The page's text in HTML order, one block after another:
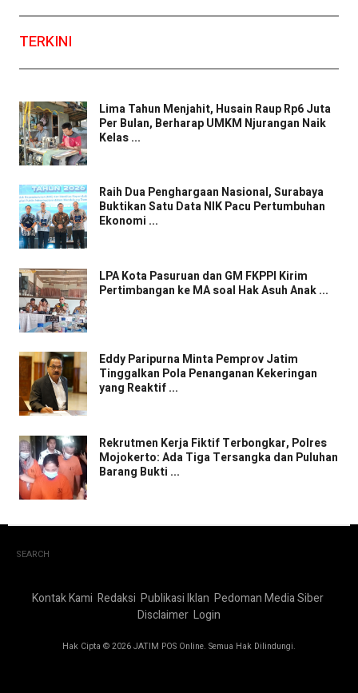
TERKINI
Lima Tahun Menjahit, Husain Raup Rp6 Juta
Per Bulan, Berharap UMKM Njurangan Naik
Kelas ...
Raih Dua Penghargaan Nasional, Surabaya
Buktikan Satu Data NIK Pacu Pertumbuhan
Ekonomi ...
LPA Kota Pasuruan dan GM FKPPI Kirim
Pertimbangan ke MA soal Hak Asuh Anak ...
Eddy Paripurna Minta Pemprov Jatim
Tinggalkan Pola Penanganan Kekeringan
yang Reaktif ...
Rekrutmen Kerja Fiktif Terbongkar, Polres
Mojokerto: Ada Tiga Tersangka dan Puluhan
Barang Bukti ...
SEARCH
Kontak Kami Redaksi Publikasi Iklan Pedoman Media Siber
Disclaimer Login
Hak Cipta © 2026 JATIM POS Online. Semua Hak Dilindungi.